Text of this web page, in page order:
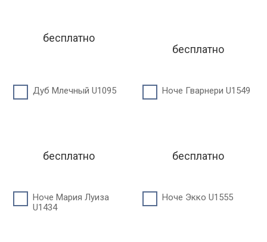
бесплатно
бесплатно
Дуб Млечный U1095
бесплатно
Ноче Гварнери U1549
бесплатно
Ноче Мария Луиза
U1434
Ноче Экко U1555